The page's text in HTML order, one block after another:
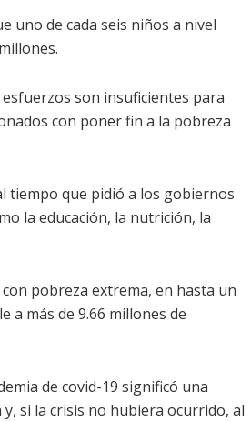
uno de cada seis niños a nivel
son insuficientes para
con poner fin a la pobreza
tiempo que pidió a los gobiernos
la educación, la nutrición, la
pobreza extrema, en hasta un
a más de 9.66 millones de
de covid-19 significó una
si la crisis no hubiera ocurrido, al